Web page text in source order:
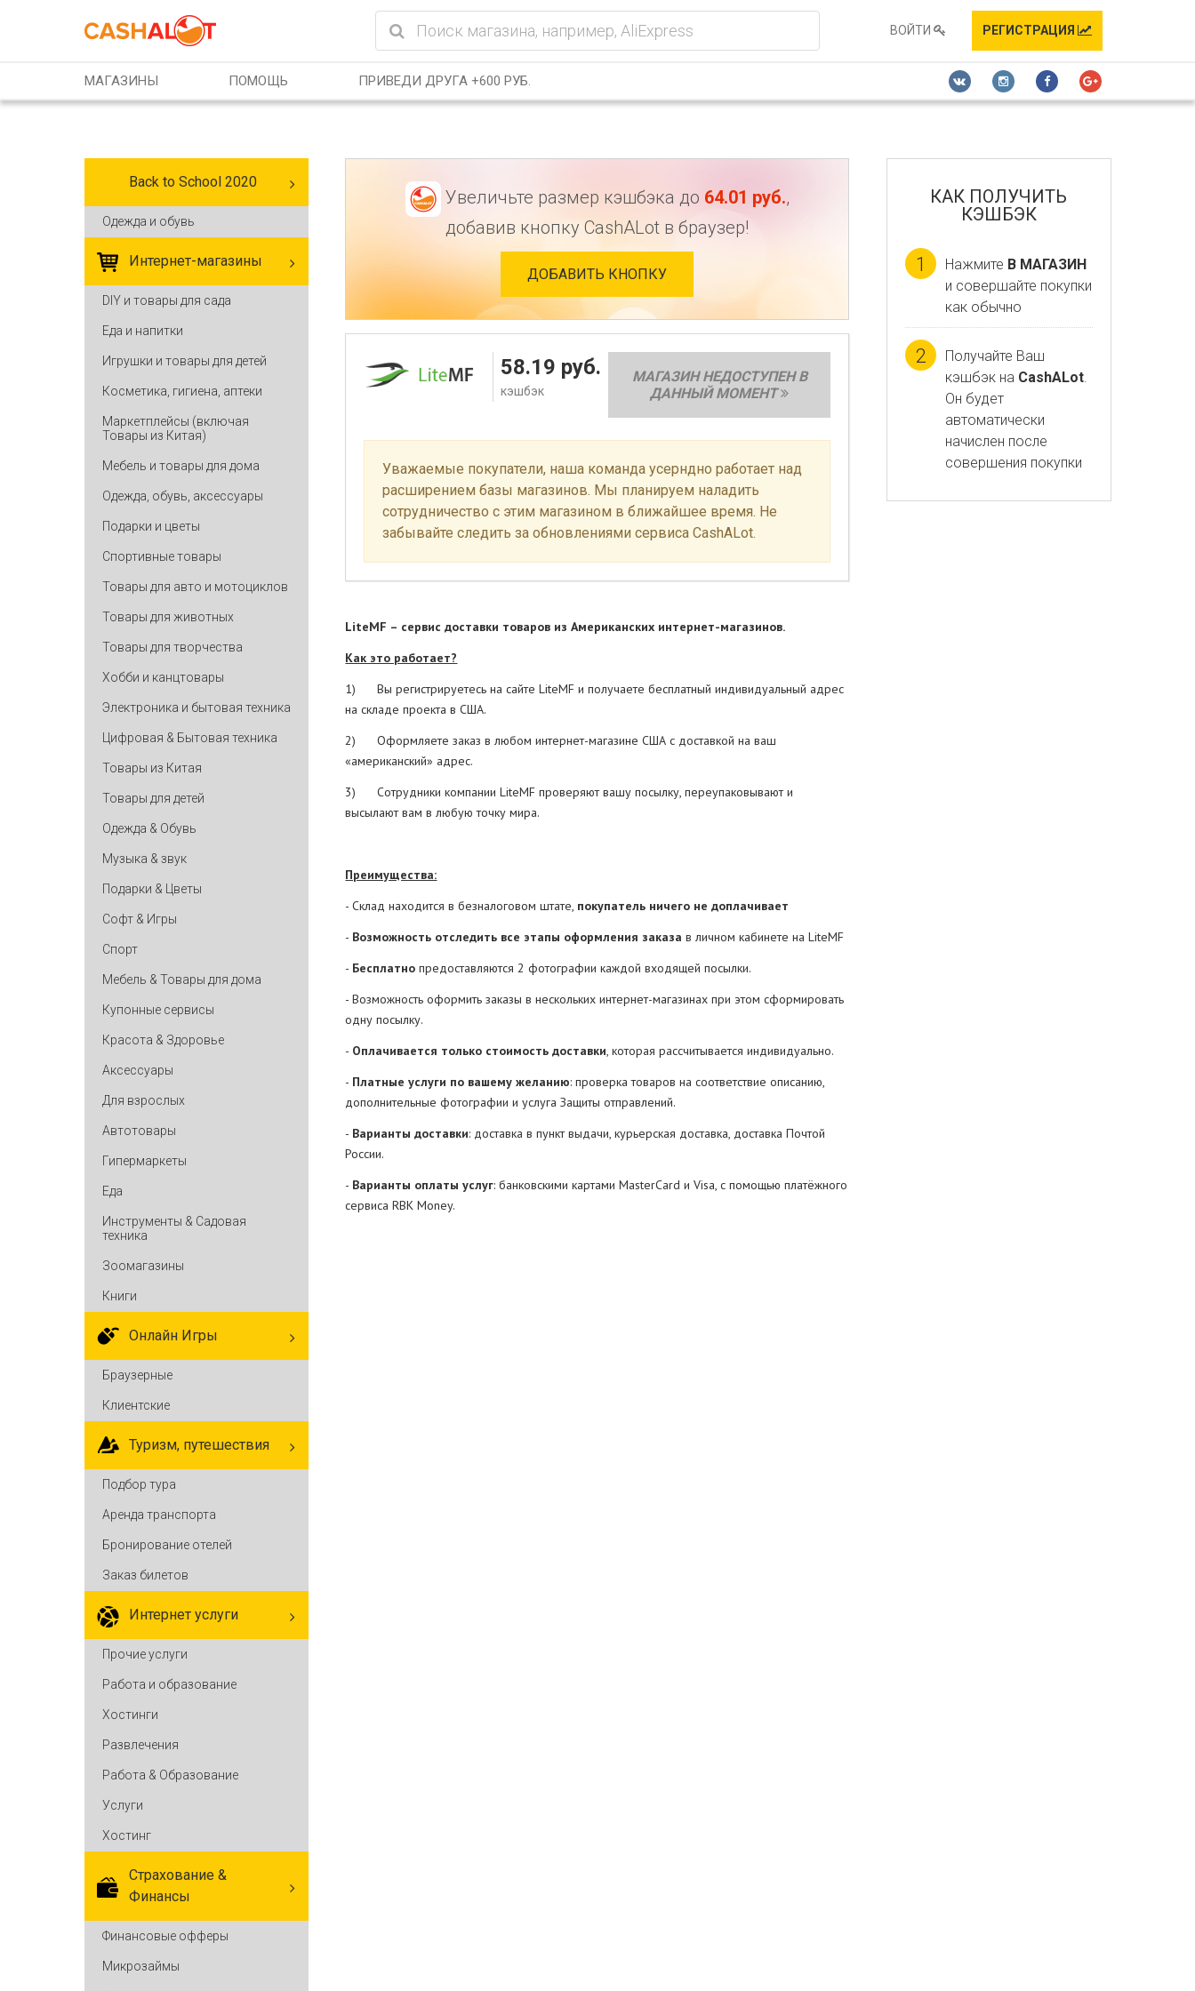
ВОЙТИ
РЕГИСТРАЦИЯ
МАГАЗИНЫ ПОМОЩЬ ПРИВЕДИ ДРУГА +600 РУБ.
Back to School 2020
Одежда и обувь
Интернет-магазины
DIY и товары для сада
Еда и напитки
Игрушки и товары для детей
Косметика, гигиена, аптеки
Маркетплейсы (включая
Товары из Китая)
Мебель и товары для дома
Одежда, обувь, аксессуары
Подарки и цветы
Спортивные товары
Товары для авто и мотоциклов
Товары для животных
Товары для творчества
Хобби и канцтовары
Электроника и бытовая техника
Цифровая & Бытовая техника
Товары из Китая
Товары для детей
Одежда & Обувь
Музыка & звук
Подарки & Цветы
Софт & Игры
Спорт
Мебель & Товары для дома
Купонные сервисы
Красота & Здоровье
Аксессуары
Для взрослых
Автотовары
Гипермаркеты
Еда
Инструменты & Садовая
техника
Зоомагазины
Книги
Онлайн Игры
Браузерные
Клиентские
Туризм, путешествия
Подбор тура
Аренда транспорта
Бронирование отелей
Заказ билетов
Интернет услуги
Прочие услуги
Работа и образование
Хостинги
Развлечения
Работа & Образование
Услуги
Хостинг
Cтрахование &
Финансы
Финансовые офферы
Микрозаймы
Увеличьте размер кэшбэка до 64.01 руб.,
добавив кнопку CashALot в браузер!
ДОБАВИТЬ КНОПКУ
МАГАЗИН НЕДОСТУПЕН В
ДАННЫЙ МОМЕНТ
58.19 руб.
кэшбэк
Уважаемые покупатели, наша команда усерндно работает над
расширением базы магазинов. Мы планируем наладить
сотрудничество с этим магазином в ближайшее время. Не
забывайте следить за обновлениями сервиса CashALot.
LiteMF – сервис доставки товаров из Американских интернет-магазинов.
Как это работает?
1) Вы регистрируетесь на сайте LiteMF и получаете бесплатный индивидуальный адрес
на складе проекта в США.
2) Оформляете заказ в любом интернет-магазине США с доставкой на ваш
«американский» адрес.
3) Сотрудники компании LiteMF проверяют вашу посылку, переупаковывают и
высылают вам в любую точку мира.
Преимущества:
- Склад находится в безналоговом штате, покупатель ничего не доплачивает
- Возможность отследить все этапы оформления заказав личном кабинете на LiteMF
- Бесплатно предоставляются 2 фотографии каждой входящей посылки.
- Возможность оформить заказы в нескольких интернет-магазинах при этом сформировать
одну посылку.
- Оплачивается только стоимость доставки, которая рассчитывается индивидуально.
- Платные услуги по вашему желанию: проверка товаров на соответствие описанию,
дополнительные фотографии и услуга Защиты отправлений.
- Варианты доставки: доставка в пункт выдачи, курьерская доставка, доставка Почтой
России.
- Варианты оплаты услуг: банковскими картами MasterCard и Visa, с помощью платёжного
сервиса RBK Money.
КАК ПОЛУЧИТЬ
КЭШБЭК
1 Нажмите В МАГАЗИН
и совершайте покупки
как обычно
2
Получайте Ваш
кэшбэк на CashALot.
Он будет
автоматически
начислен после
совершения покупки